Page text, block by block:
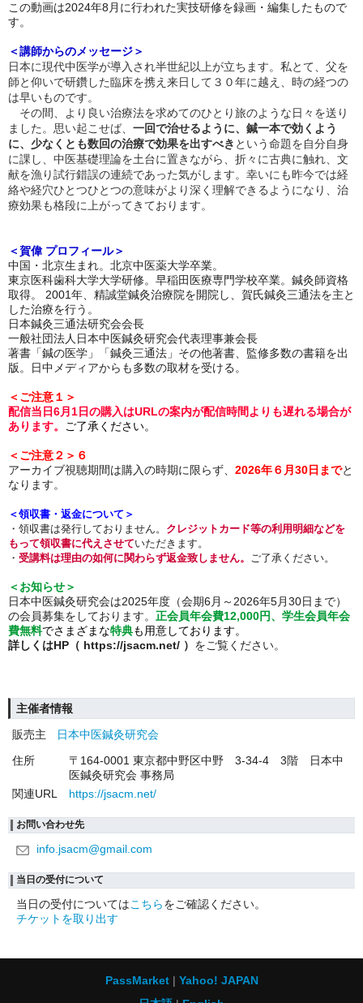
この動画は2024年8月に行われた実技研修を録画・編集したもので
す。
＜講師からのメッセージ＞
日本に現代中医学が導入され半世紀以上が立ちます。私とて、父を
師と仰いで研鑽した臨床を携え来日して３０年に越え、時の経つの
は早いものです。
その間、より良い治療法を求めてのひとり旅のような日々を送り
ました。思い起こせば、 一回で治せるように、鍼一本で効くよう
に、少なくとも数回の治療で効果を出すべき という命題を自分自身
に課し、中医基礎理論を土台に置きながら、折々に古典に触れ、文
献を漁り試行錯誤の連続であった気がします。幸いにも昨今では経
絡や経穴ひとつひとつの意味がより深く理解できるようになり、治
療効果も格段に上がってきております。
＜賀偉 プロフィール＞
中国・北京生まれ。北京中医薬大学卒業。
東京医科歯科大学大学研修。早稲田医療専門学校卒業。鍼灸師資格
取得。 2001年、精誠堂鍼灸治療院を開院し、賀氏鍼灸三通法を主と
した治療を行う。
日本鍼灸三通法研究会会長
一般社団法人日本中医鍼灸研究会代表理事兼会長
著書「鍼の医学」「鍼灸三通法」その他著書、監修多数の書籍を出
版。日中メディアからも多数の取材を受ける。
＜ご注意１＞
配信当日6月1日の購入はURLの案内が配信時間よりも遅れる場合が
あります。
ご了承ください。
＜ご注意２＞６
アーカイブ視聴期間は購入の時期に限らず、 2026年６月30日までと
なります。
＜領収書・返金について＞
・ 領収書は発行しておりません。 クレジットカード等の利用明細などを
もって領収書に代えさせていただきます。
・ 受講料は理由の如何に関わらず返金致しません。 ご了承ください。
＜お知らせ＞
日本中医鍼灸研究会は2025年度（会期6月～2026年5月30日まで）
の会員募集をしております。 正会員年会費12,000円、学生会員年会
費無料でさまざまな特典も用意しております。
詳しくはHP（ https://jsacm.net/ ） をご覧ください。
主催者情報
販売主
日本中医鍼灸研究会
住所
〒164-0001 東京都中野区中野 3-34-4 3階 日本中
医鍼灸研究会 事務局
関連URL
https://jsacm.net/
お問い合わせ先
info.jsacm@gmail.com
当日の受付について
当日の受付についてはこちらをご確認ください。
チケットを取り出す
PassMarket
Yahoo! JAPAN